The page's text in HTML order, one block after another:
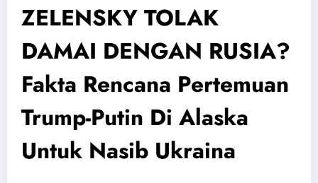
ZELENSKY TOLAK
DAMAI DENGAN RUSIA?
Fakta Rencana Pertemuan
Trump-Putin Di Alaska
Untuk Nasib Ukraina